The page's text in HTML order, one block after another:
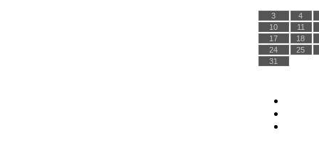
3
4
10
11
17
18
24
25
31